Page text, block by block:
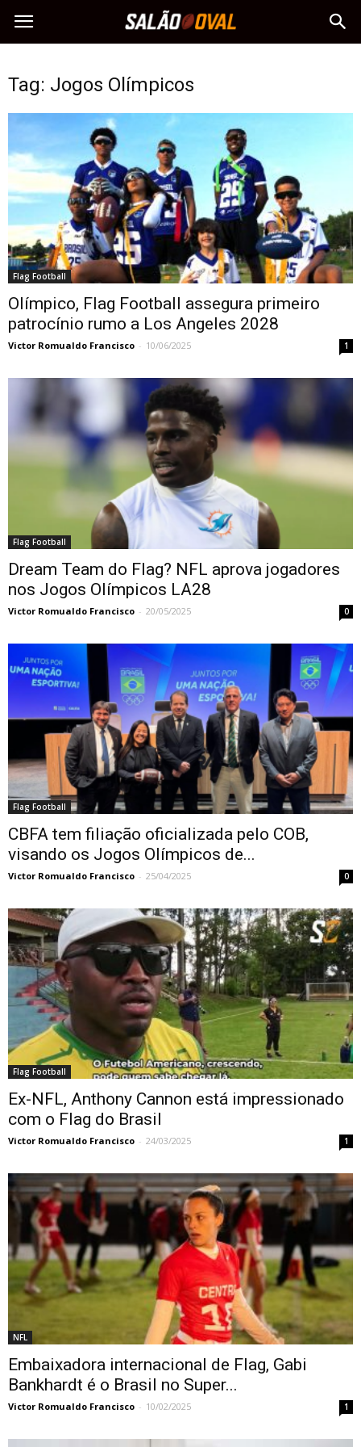
Tag: Jogos Olímpicos
Flag Football
Olímpico, Flag Football assegura primeiro
patrocínio rumo a Los Angeles 2028
Victor Romualdo Francisco - 10/06/2025 1
Flag Football
Dream Team do Flag? NFL aprova jogadores
nos Jogos Olímpicos LA28
Victor Romualdo Francisco - 20/05/2025 0
Flag Football
CBFA tem filiação oficializada pelo COB,
visando os Jogos Olímpicos de...
Victor Romualdo Francisco - 25/04/2025 0
Flag Football
Ex-NFL, Anthony Cannon está impressionado
com o Flag do Brasil
Victor Romualdo Francisco - 24/03/2025 1
NFL
Embaixadora internacional de Flag, Gabi
Bankhardt é o Brasil no Super...
Victor Romualdo Francisco - 10/02/2025 1